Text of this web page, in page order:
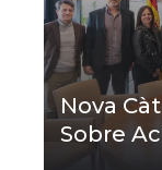
Nova
Sobre